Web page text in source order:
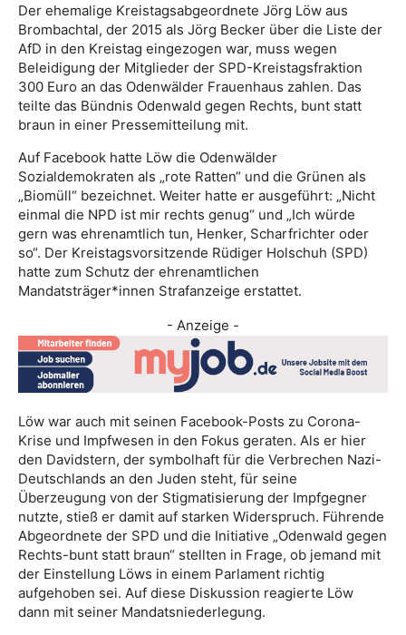
Der ehemalige Kreistagsabgeordnete Jörg Löw aus
Brombachtal, der 2015 als Jörg Becker über die Liste der
AfD in den Kreistag eingezogen war, muss wegen
Beleidigung der Mitglieder der SPD-Kreistagsfraktion
300 Euro an das Odenwälder Frauenhaus zahlen. Das
teilte das Bündnis Odenwald gegen Rechts, bunt statt
braun in einer Pressemitteilung mit.
Auf Facebook hatte Löw die Odenwälder
Sozialdemokraten als „rote Ratten“ und die Grünen als
„Biomüll“ bezeichnet. Weiter hatte er ausgeführt: „Nicht
einmal die NPD ist mir rechts genug“ und „Ich würde
gern was ehrenamtlich tun, Henker, Scharfrichter oder
so“. Der Kreistagsvorsitzende Rüdiger Holschuh (SPD)
hatte zum Schutz der ehrenamtlichen
Mandatsträger*innen Strafanzeige erstattet.
- Anzeige -
Löw war auch mit seinen Facebook-Posts zu Corona-
Krise und Impfwesen in den Fokus geraten. Als er hier
den Davidstern, der symbolhaft für die Verbrechen Nazi-
Deutschlands an den Juden steht, für seine
Überzeugung von der Stigmatisierung der Impfgegner
nutzte, stieß er damit auf starken Widerspruch. Führende
Abgeordnete der SPD und die Initiative „Odenwald gegen
Rechts-bunt statt braun“ stellten in Frage, ob jemand mit
der Einstellung Löws in einem Parlament richtig
aufgehoben sei. Auf diese Diskussion reagierte Löw
dann mit seiner Mandatsniederlegung.